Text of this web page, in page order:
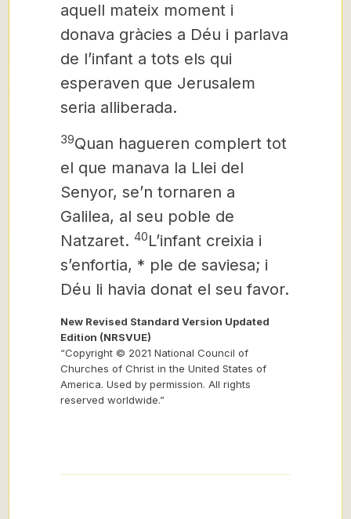
aquell mateix moment i
donava gràcies a Déu i parlava
de l’infant a tots els qui
esperaven que Jerusalem
seria alliberada.
39Quan hagueren complert tot
el que manava la Llei del
Senyor, se’n tornaren a
Galilea, al seu poble de
Natzaret. 40L’infant creixia i
s’enfortia, * ple de saviesa; i
Déu li havia donat el seu favor.
New Revised Standard Version Updated
Edition (NRSVUE)
“Copyright © 2021 National Council of
Churches of Christ in the United States of
America. Used by permission. All rights
reserved worldwide.”